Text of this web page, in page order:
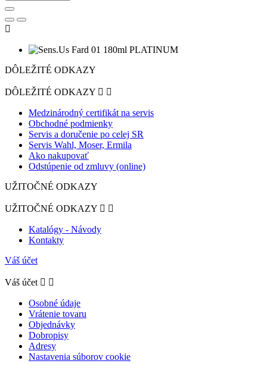

DÔLEŽITÉ ODKAZY
DÔLEŽITÉ ODKAZY  
Medzinárodný certifikát na servis
Obchodné podmienky
Servis a doručenie po celej SR
Servis Wahl, Moser, Ermila
Ako nakupovať
Odstúpenie od zmluvy (online)
UŽITOČNÉ ODKAZY
UŽITOČNÉ ODKAZY  
Katalógy - Návody
Kontakty
Váš účet
Váš účet  
Osobné údaje
Vrátenie tovaru
Objednávky
Dobropisy
Adresy
Nastavenia súborov cookie